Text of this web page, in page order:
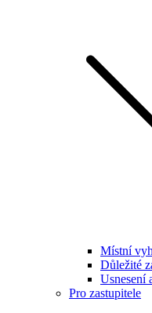
Místní
Důležité
Usnesení
Pro zastupitele